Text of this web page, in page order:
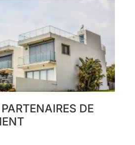
DE